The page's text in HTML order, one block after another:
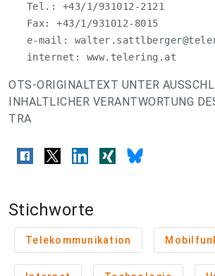
   Tel.: +43/1/931012-2121
   Fax: +43/1/931012-8015
   e-mail:
   internet: www.telering.at
OTS-ORIGINALTEXT UNTER
INHALTLICHER VERANTWORTUNG
TRA
Stichworte
Telekommunikation